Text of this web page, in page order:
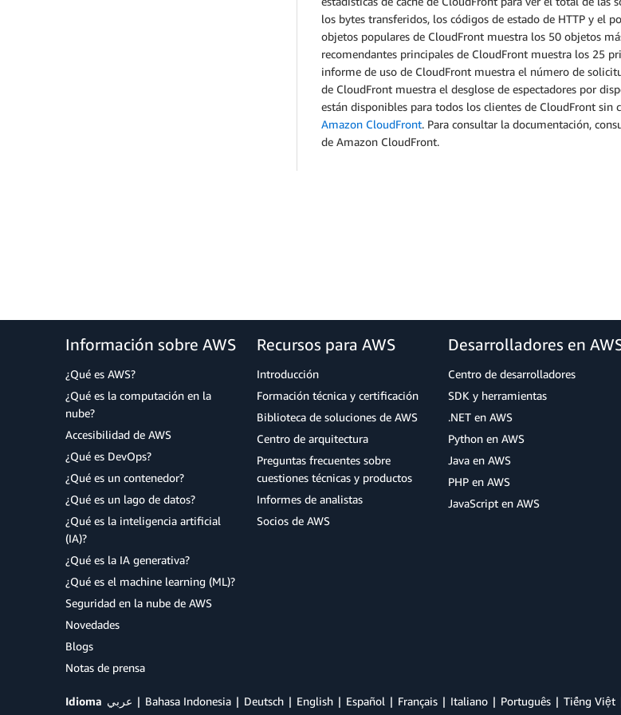
los bytes transferidos, los códigos de estado de HTTP y el
objetos populares de CloudFront muestra los 50 objetos
recomendantes principales de CloudFront muestra los 25
informe de uso de CloudFront muestra el número de
de CloudFront muestra el desglose de espectadores por
están disponibles para todos los clientes de CloudFront sin
Amazon CloudFront. Para consultar la documentación,
de Amazon CloudFront.
Información sobre AWS
¿Qué es AWS?
¿Qué es la computación en la
nube?
Accesibilidad de AWS
¿Qué es DevOps?
¿Qué es un contenedor?
¿Qué es un lago de datos?
¿Qué es la inteligencia artificial
(IA)?
¿Qué es la IA generativa?
¿Qué es el machine learning (ML)?
Seguridad en la nube de AWS
Novedades
Blogs
Notas de prensa
Recursos para AWS
Introducción
Formación técnica y certificación
Biblioteca de soluciones de AWS
Centro de arquitectura
Preguntas frecuentes sobre
cuestiones técnicas y productos
Informes de analistas
Socios de AWS
Desarrolladores en
Centro de desarrolladores
SDK y herramientas
.NET en AWS
Python en AWS
Java en AWS
PHP en AWS
JavaScript en AWS
Idioma عربي Bahasa Indonesia Deutsch English Español Français Italiano Português Tiếng Việt